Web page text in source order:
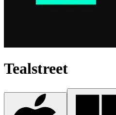
Tealstreet